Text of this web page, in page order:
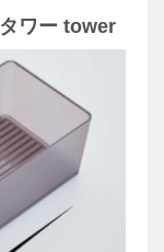
ワー tower